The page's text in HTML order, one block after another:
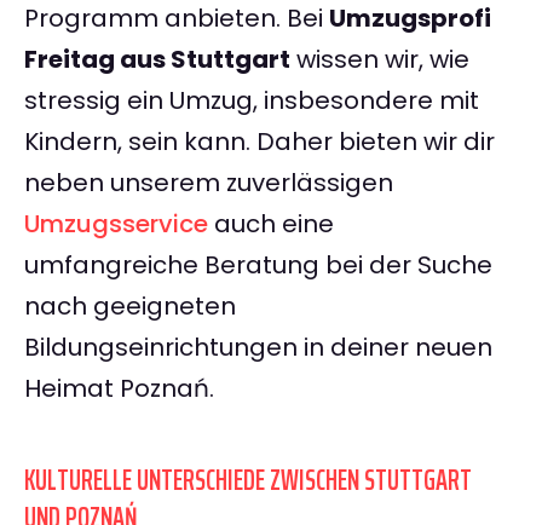
Programm anbieten. Bei Umzugsprofi
Freitag aus Stuttgart wissen wir, wie
stressig ein Umzug, insbesondere mit
Kindern, sein kann. Daher bieten wir dir
neben unserem zuverlässigen
Umzugsservice auch eine
umfangreiche Beratung bei der Suche
nach geeigneten
Bildungseinrichtungen in deiner neuen
Heimat Poznań.
KULTURELLE UNTERSCHIEDE ZWISCHEN STUTTGART